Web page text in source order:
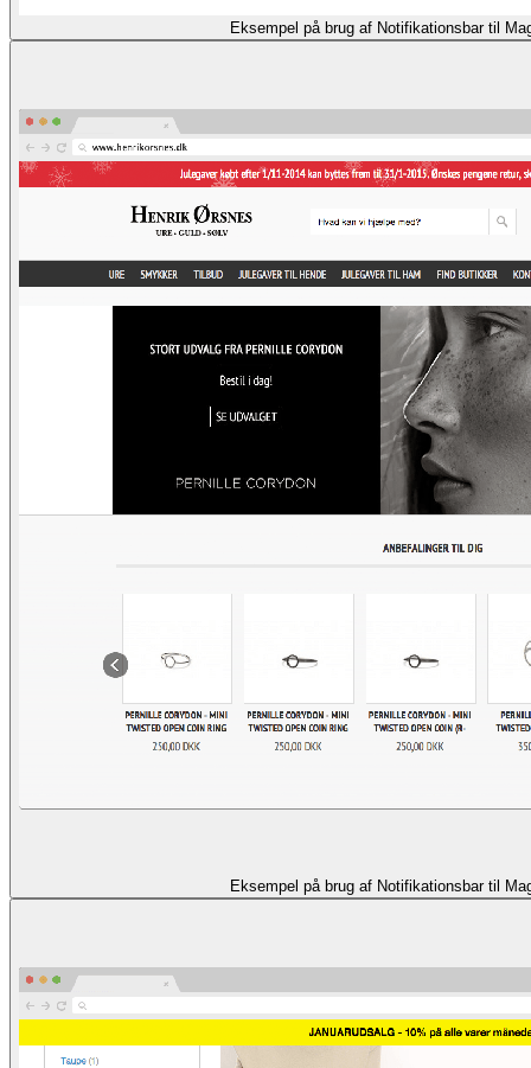
Eksempel på brug af Notifikationsbar til
Eksempel på brug af Notifikationsbar til